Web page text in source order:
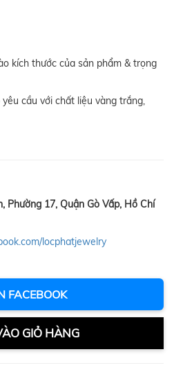
kích thước của sản phẩm & trọng
cầu với chất liệu vàng trắng,
Phường 17, Quận Gò Vấp, Hồ Chí
locphatjewelry
FACEBOOK
GIỎ HÀNG